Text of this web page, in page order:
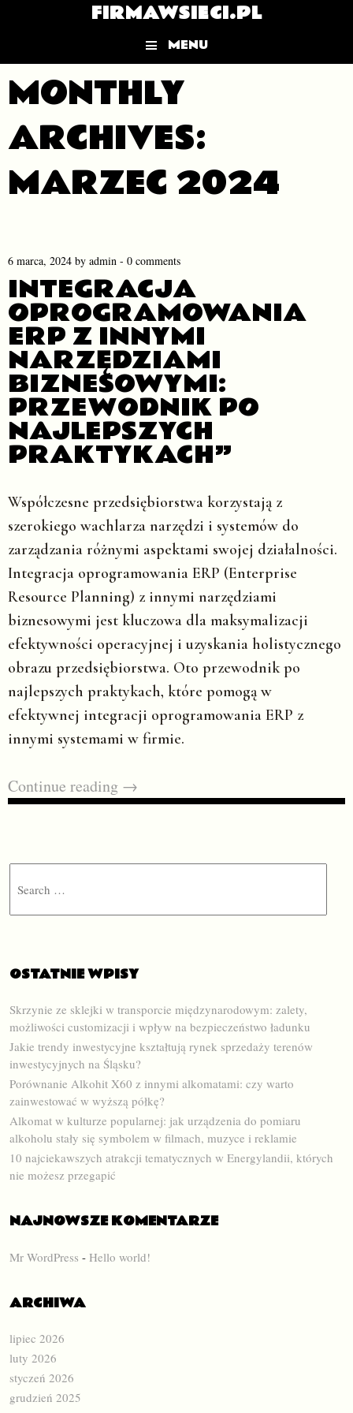
FIRMAWSIECI.PL
MENU
Skip to content
MONTHLY
ARCHIVES:
MARZEC 2024
6 marca, 2024 by admin - 0 comments
INTEGRACJA
OPROGRAMOWANIA
ERP Z INNYMI
NARZĘDZIAMI
BIZNESOWYMI:
PRZEWODNIK PO
NAJLEPSZYCH
PRAKTYKACH”
Współczesne przedsiębiorstwa korzystają z
szerokiego wachlarza narzędzi i systemów do
zarządzania różnymi aspektami swojej działalności.
Integracja oprogramowania ERP (Enterprise
Resource Planning) z innymi narzędziami
biznesowymi jest kluczowa dla maksymalizacji
efektywności operacyjnej i uzyskania holistycznego
obrazu przedsiębiorstwa. Oto przewodnik po
najlepszych praktykach, które pomogą w
efektywnej integracji oprogramowania ERP z
innymi systemami w firmie.
Continue reading →
OSTATNIE WPISY
Skrzynie ze sklejki w transporcie międzynarodowym: zalety,
możliwości customizacji i wpływ na bezpieczeństwo ładunku
Jakie trendy inwestycyjne kształtują rynek sprzedaży terenów
inwestycyjnych na Śląsku?
Porównanie Alkohit X60 z innymi alkomatami: czy warto
zainwestować w wyższą półkę?
Alkomat w kulturze popularnej: jak urządzenia do pomiaru
alkoholu stały się symbolem w filmach, muzyce i reklamie
10 najciekawszych atrakcji tematycznych w Energylandii, których
nie możesz przegapić
NAJNOWSZE KOMENTARZE
Mr WordPress - Hello world!
ARCHIWA
lipiec 2026
luty 2026
styczeń 2026
grudzień 2025